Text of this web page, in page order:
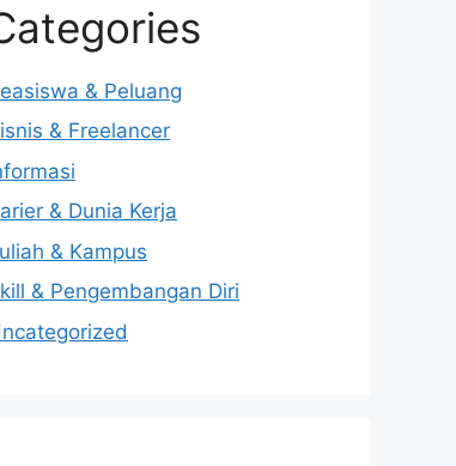
& Peluang
& Freelancer
& Dunia Kerja
& Kampus
& Pengembangan Diri